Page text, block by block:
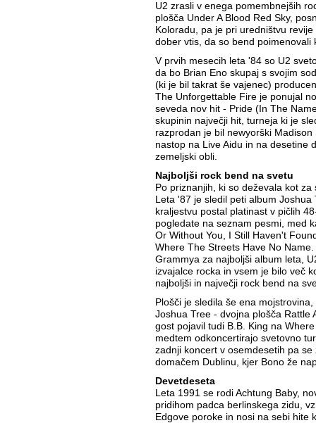
U2 zrasli v enega pomembnejših
plošča Under A Blood Red Sky,
Koloradu, pa je pri uredništvu
dober vtis, da so bend poimenovali
V prvih mesecih leta '84 so U2
da bo Brian Eno skupaj s svojim
(ki je bil takrat še vajenec)
The Unforgettable Fire je ponujal
seveda nov hit - Pride (In The
skupinin največji hit, turneja ki je
razprodan je bil newyorški
nastop na Live Aidu in na desetine
zemeljski obli.
Najboljši rock bend na svetu
Po priznanjih, ki so deževala kot
Leta '87 je sledil peti album
kraljestvu postal platinast v pičlih
pogledate na seznam pesmi, med
Or Without You, I Still Haven't
Where The Streets Have No
Grammya za najboljši album leta,
izvajalce rocka in vsem je bilo več
najboljši in največji rock bend na
Plošči je sledila še ena
Joshua Tree - dvojna plošča Rattle
gost pojavil tudi B.B. King na
medtem odkoncertirajo svetovno
zadnji koncert v osemdesetih pa
domačem Dublinu, kjer Bono že
Devetdeseta
Leta 1991 se rodi Achtung Baby,
pridihom padca berlinskega zidu,
Edgove poroke in nosi na sebi hite